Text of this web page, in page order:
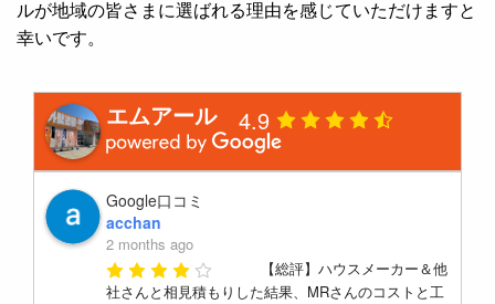
ルが地域の皆さまに選ばれる理由を感じていただけますと
幸いです。
エムアール 4.9
Google口コミ
acchan
2 months ago
【総評】ハウスメーカー＆他
社さんと相見積もりした結果、MRさんのコストと工